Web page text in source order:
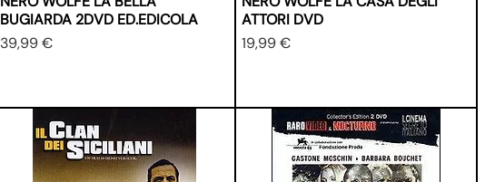
BUGIARDA 2DVD ED.EDICOLA
Prezzo
39,99 €
ATTORI DVD
Prezzo
19,99 €